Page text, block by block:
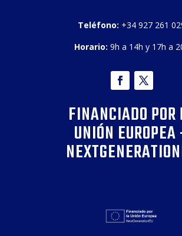
Teléfono: +34 927 261
Horario: 9h a 14h y 17h a
FINANCIADO POR
UNIÓN